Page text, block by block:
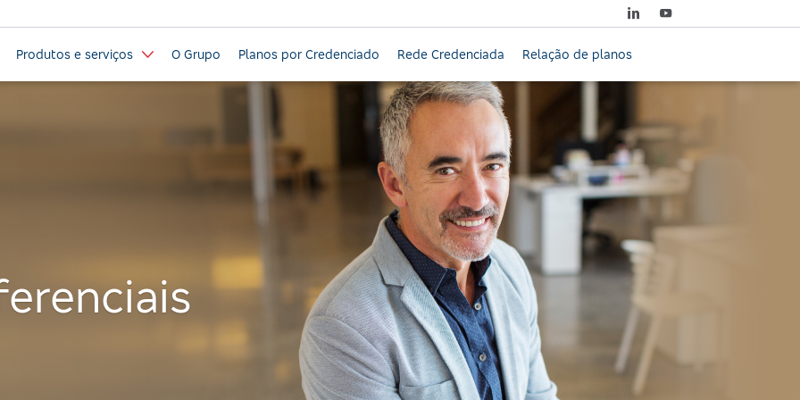
Produtos e serviços O Grupo Planos por Credenciado Rede Credenciada Relação de planos